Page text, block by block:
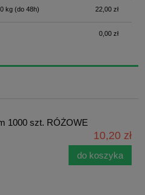
kg(do 48h) 22,00 zł
0,00 zł
1000 szt. RÓŻOWE
10,20 zł
do koszyka